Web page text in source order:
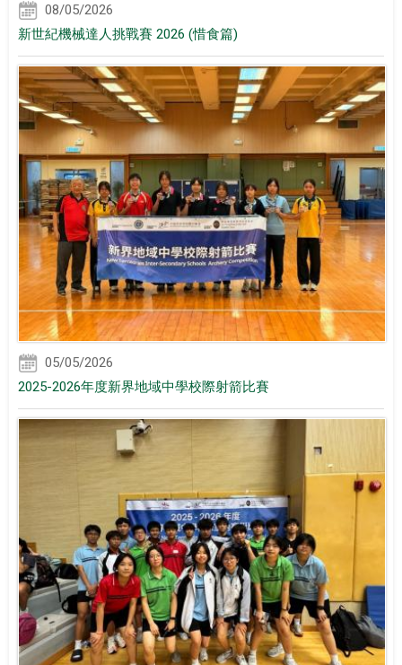
08/05/2026
新世紀機械達人挑戰賽 2026 (惜食篇)
05/05/2026
2025-2026年度新界地域中學校際射箭比賽